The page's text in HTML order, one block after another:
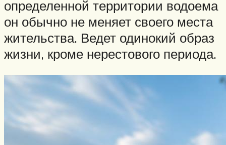
определенной территории водоема
он обычно не меняет своего места
жительства. Ведет одинокий образ
жизни, кроме нерестового периода.